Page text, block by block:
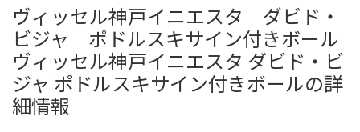
ヴィッセル神戸イニエスタ ダビド・
ビジャ ポドルスキサイン付きボール
ヴィッセル神戸イニエスタ ダビド・ビ
ジャ ポドルスキサイン付きボールの詳
細情報